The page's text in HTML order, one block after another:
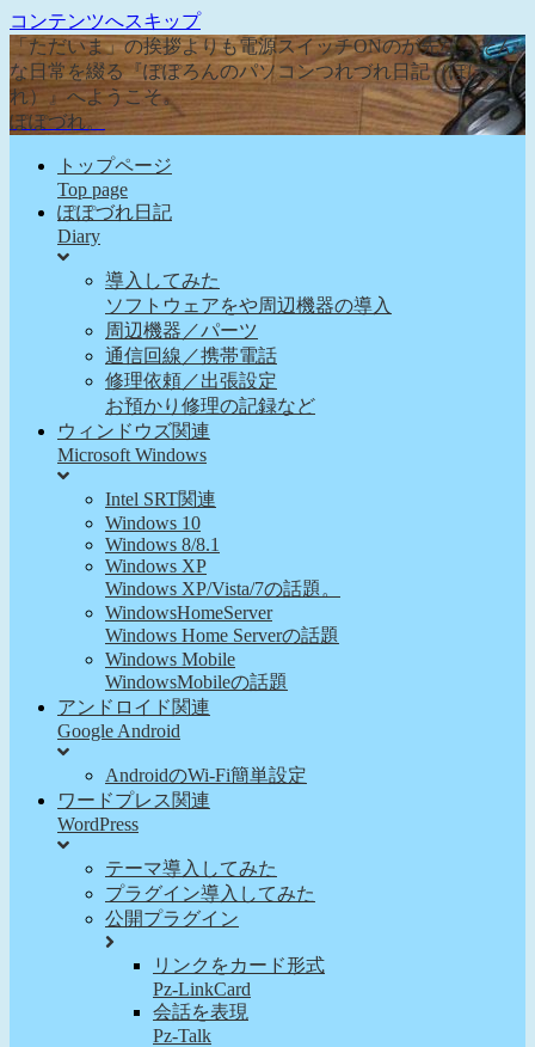
コンテンツへスキップ
「ただいま」の挨拶よりも電源スイッチONのが先な、そん
な日常を綴る『ぽぽろんのパソコンつれづれ日記（ぽぽづ
れ）』へようこそ。
ぽぽづれ。
トップページ
Top page
ぽぽづれ日記
Diary
導入してみた
ソフトウェアをや周辺機器の導入
周辺機器／パーツ
通信回線／携帯電話
修理依頼／出張設定
お預かり修理の記録など
ウィンドウズ関連
Microsoft Windows
Intel SRT関連
Windows 10
Windows 8/8.1
Windows XP
Windows XP/Vista/7の話題。
WindowsHomeServer
Windows Home Serverの話題
Windows Mobile
WindowsMobileの話題
アンドロイド関連
Google Android
AndroidのWi-Fi簡単設定
ワードプレス関連
WordPress
テーマ導入してみた
プラグイン導入してみた
公開プラグイン
リンクをカード形式
Pz-LinkCard
会話を表現
Pz-Talk